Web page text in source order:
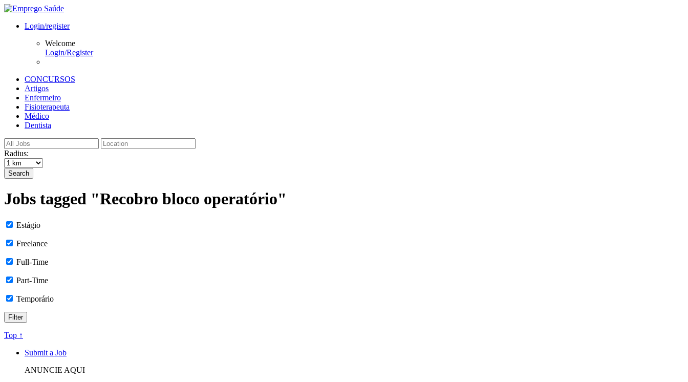
Login/register
Welcome
Login/Register
CONCURSOS
Artigos
Enfermeiro
Fisioterapeuta
Médico
Dentista
Radius:
Search
Jobs tagged "Recobro bloco operatório"
Estágio
Freelance
Full-Time
Part-Time
Temporário
Top ↑
Submit a Job
ANUNCIE AQUI